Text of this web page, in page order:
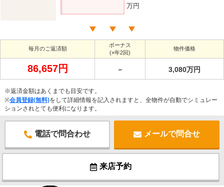
万円
毎月のご返済額
ボーナス
(×年2回)
物件価格
86,657円 － 3,080万円
※返済金額はあくまでも目安です。
※会員登録(無料)をして詳細情報を記入されますと、全物件が自動でシミュレー
ションされとても便利になります。
電話で問合わせ メールで問合せ
来店予約